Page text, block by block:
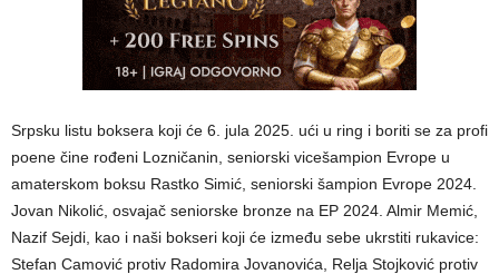
Srpsku listu boksera koji će 6. jula 2025. ući u ring i boriti se za profi
poene čine rođeni Lozničanin, seniorski vicešampion Evrope u
amaterskom boksu Rastko Simić, seniorski šampion Evrope 2024.
Jovan Nikolić, osvajač seniorske bronze na EP 2024. Almir Memić,
Nazif Sejdi, kao i naši bokseri koji će između sebe ukrstiti rukavice:
Stefan Camović protiv Radomira Jovanovića, Relja Stojković protiv